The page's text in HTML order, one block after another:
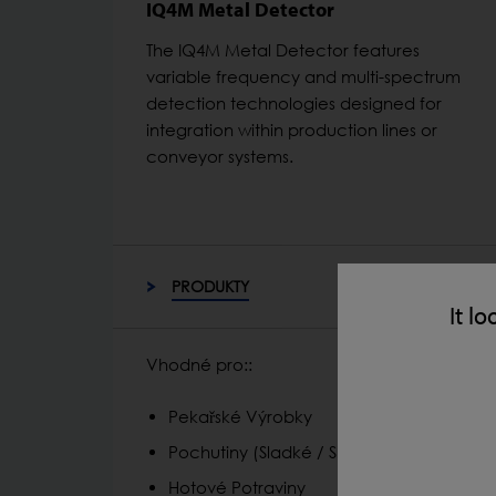
It
IQ4M Metal Detector
The IQ4M Metal Detector features
variable frequency and multi-spectrum
detection technologies designed for
integration within production lines or
conveyor systems.
PRODUKTY
Vhodné pro::
Pekařské Výrobky
Pochutiny (Sladké / Slané)
Hotové Potraviny